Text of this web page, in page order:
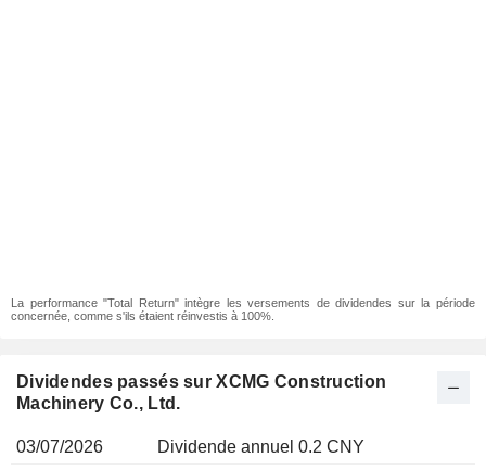
La performance "Total Return" intègre les versements de dividendes sur la période
concernée, comme s'ils étaient réinvestis à 100%.
Dividendes passés sur XCMG Construction
Machinery Co., Ltd.
03/07/2026
Dividende annuel 0.2 CNY